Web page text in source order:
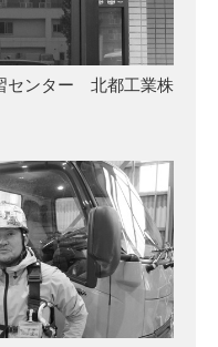
センター 北都工業株